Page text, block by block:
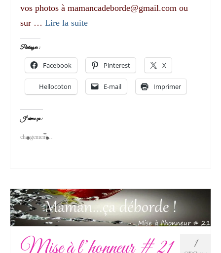
vos photos à mamancadeborde@gmail.com ou
sur … Lire la suite­­
Partager :
Facebook Pinterest X
Hellocoton E-mail Imprimer
J’aime ça :
chargement…
1